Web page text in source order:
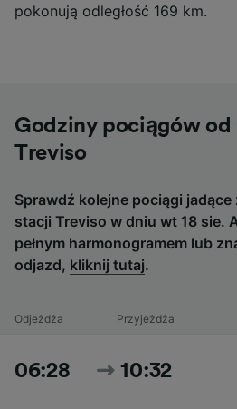
pokonują odległość 169 km.
Godziny pociągów od
Treviso
Sprawdź kolejne pociągi jadące
stacji Treviso w dniu wt 18 sie.
pełnym harmonogramem lub
odjazd, kliknij tutaj.
Odjeżdża Przyjeżdża
06:28 10:32